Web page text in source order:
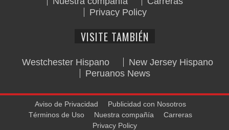
Privacy Policy
VISITE TAMBIÉN
Westchester Hispano
New Jersey Hispano
Peruanos News
Aviso de Privacidad
Publicidad con Nosotros
Términos de Uso
Nuestra compañía
Carreras
Privacy Policy